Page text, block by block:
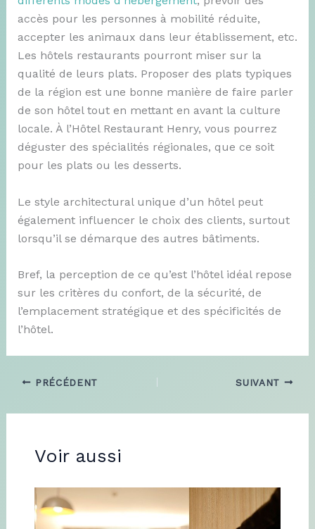
accès pour les personnes à mobilité réduite,
accepter les animaux dans leur établissement, etc.
Les hôtels restaurants pourront miser sur la
qualité de leurs plats. Proposer des plats typiques
de la région est une bonne manière de faire parler
de son hôtel tout en mettant en avant la culture
locale. À l’Hôtel Restaurant Henry, vous pourrez
déguster des spécialités régionales, que ce soit
pour les plats ou les desserts.
Le style architectural unique d’un hôtel peut
également influencer le choix des clients, surtout
lorsqu’il se démarque des autres bâtiments.
Bref, la perception de ce qu’est l’hôtel idéal repose
sur les critères du confort, de la sécurité, de
l’emplacement stratégique et des spécificités de
l’hôtel.
PRÉCÉDENT SUIVANT
Voir aussi